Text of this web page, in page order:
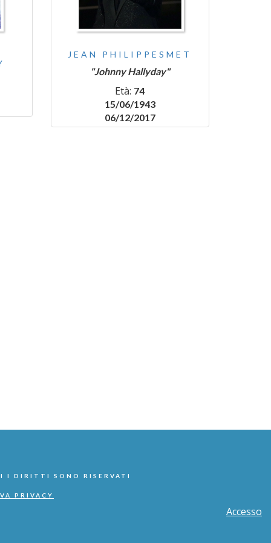
JEAN PHILIPPESMET
"Johnny Hallyday"
Età: 74
15/06/1943
06/12/2017
I DIRITTI SONO RISERVATI
PRIVACY
Accesso